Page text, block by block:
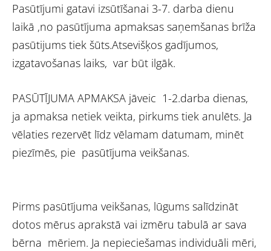
Pasūtījumi gatavi izsūtīšanai 3-7. darba dienu
laikā ,no pasūtījuma apmaksas saņemšanas brīža
pasūtijums tiek šūts.Atsevišķos gadījumos,
izgatavošanas laiks, var būt ilgāk.
PASŪTĪJUMA APMAKSA jāveic 1-2.darba dienas,
ja apmaksa netiek veikta, pirkums tiek anulēts. Ja
vēlaties rezervēt līdz vēlamam datumam, minēt
piezīmēs, pie pasūtījuma veikšanas.
Pirms pasūtījuma veikšanas, lūgums salīdzināt
dotos mērus aprakstā vai izmēru tabulā ar sava
bērna mēriem. Ja nepieciešamas individuāli mēri,